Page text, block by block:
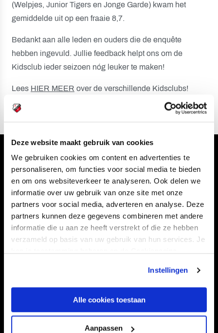
Deze website maakt gebruik van cookies
We gebruiken cookies om content en advertenties te
personaliseren, om functies voor social media te bieden
en om ons websiteverkeer te analyseren. Ook delen we
informatie over uw gebruik van onze site met onze
partners voor social media, adverteren en analyse. Deze
partners kunnen deze gegevens combineren met andere
informatie die u aan ze heeft verstrekt of die ze hebben
verzameld op basis van uw gebruik van hun services. Je
Instellingen
Alle cookies toestaan
Aanpassen
(Welpjes, Junior Tigers en Jonge Garde) kwam het
gemiddelde uit op een fraaie 8,7.
Bedankt aan alle leden en ouders die de enquête
hebben ingevuld. Jullie feedback helpt ons om de
Kidsclub ieder seizoen nóg leuker te maken!
Lees HIER MEER over de verschillende Kidsclubs!
Volg ons ook via
Navigeer naar
FOUNDATION